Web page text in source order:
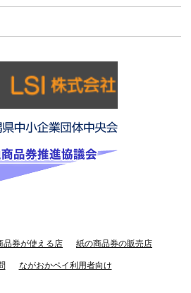
品券が使える店 紙の商品券の販売店
ながおかペイ利用者向け